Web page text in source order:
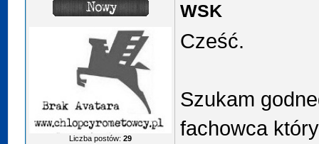
Liczba postów:29
WSK
Cześć.
Szukam
fachowca